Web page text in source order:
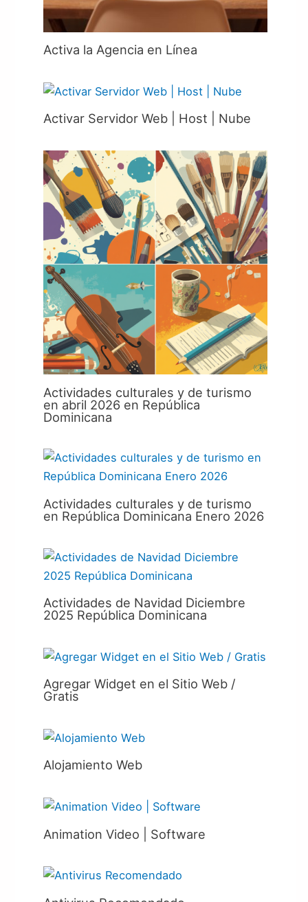
Activa la Agencia en Línea
Activar Servidor Web | Host | Nube
Actividades culturales y de turismo
en abril 2026 en República
Dominicana
Actividades culturales y de turismo
en República Dominicana Enero 2026
Actividades de Navidad Diciembre
2025 República Dominicana
Agregar Widget en el Sitio Web /
Gratis
Alojamiento Web
Animation Video | Software